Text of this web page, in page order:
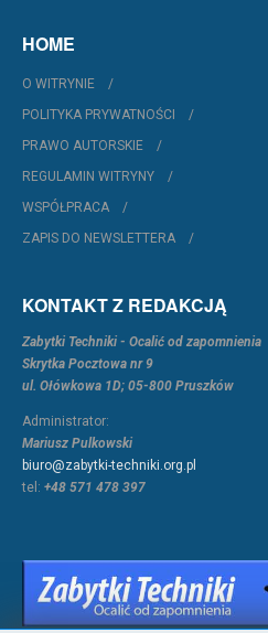
HOME
O WITRYNIE
POLITYKA PRYWATNOŚCI
PRAWO AUTORSKIE
REGULAMIN WITRYNY
WSPÓŁPRACA
ZAPIS DO NEWSLETTERA
KONTAKT Z REDAKCJĄ
Zabytki Techniki - Ocalić od zapomnienia
Skrytka Pocztowa nr 9
ul. Ołówkowa 1D; 05-800 Pruszków
Administrator:
Mariusz Pulkowski
biuro@zabytki-techniki.org.pl
tel: +48 571 478 397